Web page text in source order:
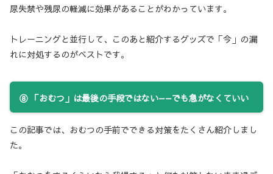
尿失禁や残尿の軽減に効果があることがわかっています。
トレーニングと並行して、このあと紹介するグッズで「今」の漏
れに対処するのがベストです。
⑧ 「おむつ」は最後の手段ではない——でも急がなくていい
この記事では、おむつの手前でできる対策をたくさん紹介しまし
た。